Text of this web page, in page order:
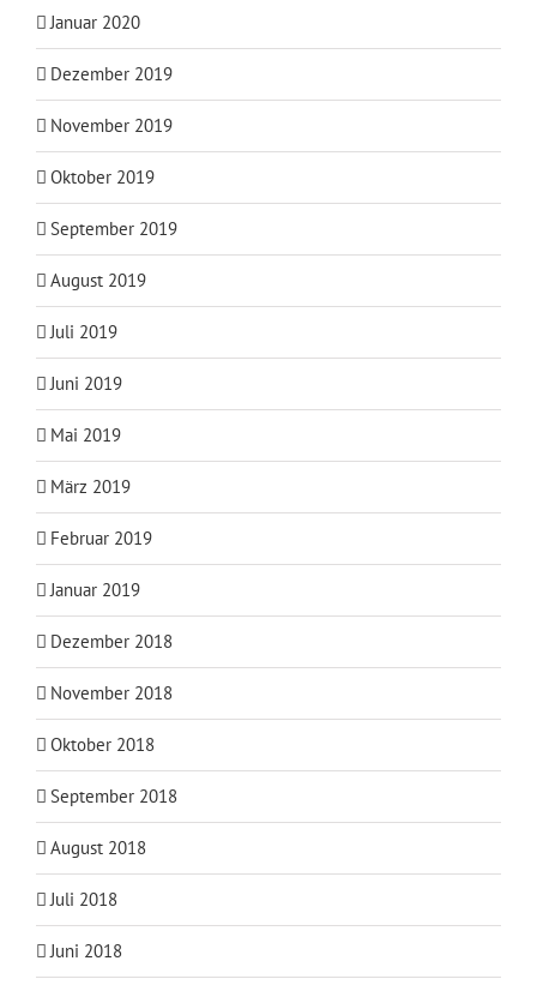
Januar 2020
Dezember 2019
November 2019
Oktober 2019
September 2019
August 2019
Juli 2019
Juni 2019
Mai 2019
März 2019
Februar 2019
Januar 2019
Dezember 2018
November 2018
Oktober 2018
September 2018
August 2018
Juli 2018
Juni 2018